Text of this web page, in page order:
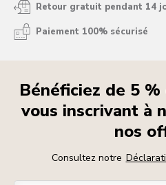
Retour gratuit pendant 14
Paiement 100% sécurisé
Bénéficiez de 5
vous inscrivant à
nos
Consultez notre